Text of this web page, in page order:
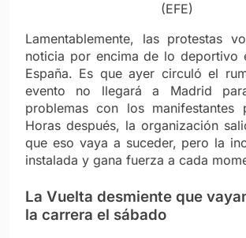
(EFE)
Lamentablemente, las protestas
noticia por encima de lo deportivo
España. Es que ayer circuló el
evento no llegará a Madrid
problemas con los manifestantes
Horas después, la organización
que eso vaya a suceder, pero la
instalada y gana fuerza a cada
La Vuelta desmiente que
la carrera el sábado